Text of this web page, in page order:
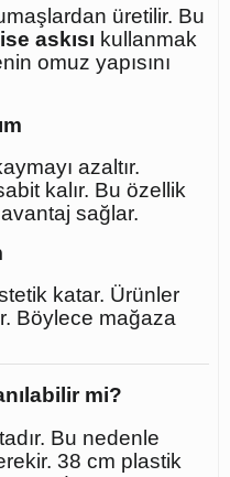
üretilir. Bu
askısı kullanmak
omuz yapısını
azaltır.
kalır. Bu özellik
sağlar.
katar. Ürünler
Böylece mağaza
mi?
Bu nedenle
38 cm plastik